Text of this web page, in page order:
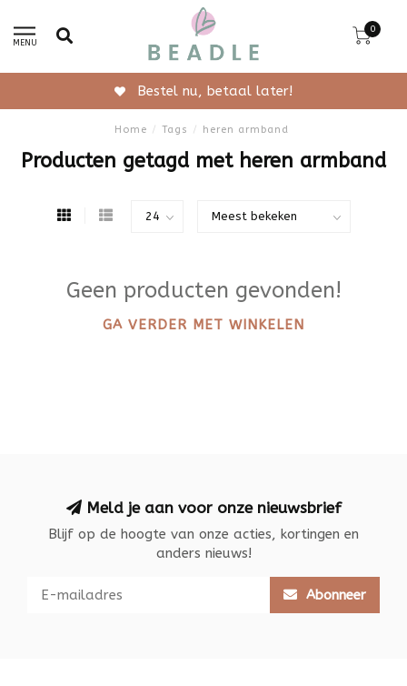
MENU
0
Bestel nu, betaal later!
Home / Tags / heren armband
Producten getagd met heren armband
Geen producten gevonden!
GA VERDER MET WINKELEN
Meld je aan voor onze nieuwsbrief
Blijf op de hoogte van onze acties, kortingen en
anders nieuws!
Abonneer